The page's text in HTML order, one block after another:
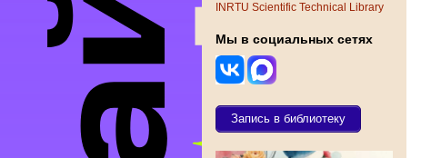
INRTU Scientific Technical Library
Мы в социальных сетях
Запись в библиотеку